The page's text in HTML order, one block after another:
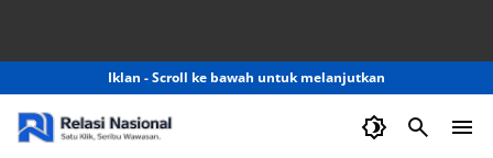
Iklan - Scroll ke bawah untuk melanjutkan